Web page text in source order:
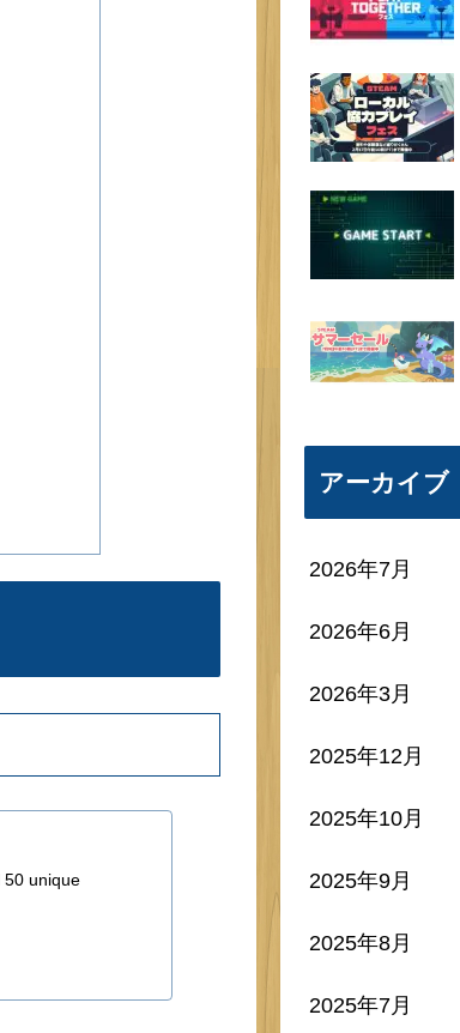
50 unique
アーカイブ
2026年7月
2026年6月
2026年3月
2025年12月
2025年10月
2025年9月
2025年8月
2025年7月